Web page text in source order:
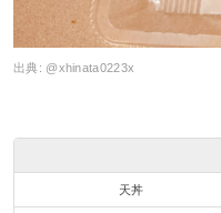
出典: @xhinata0223x
天丼